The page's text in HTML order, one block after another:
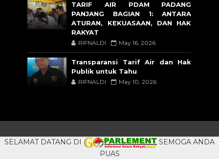
TARIF AIR PDAM PADANG
PANJANG BAGIAN 1: ANTARA
ATURAN, KEKUASAAN, DAN HAK
RAKYAT
RIFNALDI May 16, 2026
Transparansi Tarif Air dan Hak
Publik untuk Tahu
RIFNALDI May 10, 2026
SELAMAT DATANG DI
SEMOGA ANDA
PUAS